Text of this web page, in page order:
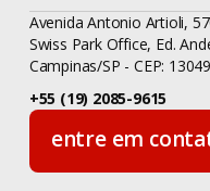
Avenida Antonio Artioli,
Swiss Park Office, Ed.
Campinas/SP - CEP:
+55 (19) 2085-9615
entre em
entre em